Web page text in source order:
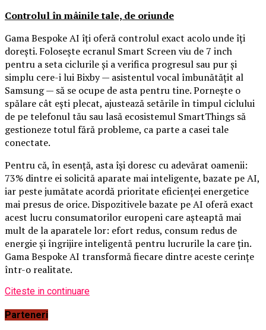
Controlul în mâinile tale, de oriunde
Gama Bespoke AI îți oferă controlul exact acolo unde îți
dorești. Folosește ecranul Smart Screen viu de 7 inch
pentru a seta ciclurile și a verifica progresul sau pur și
simplu cere-i lui Bixby — asistentul vocal îmbunătățit al
Samsung — să se ocupe de asta pentru tine. Pornește o
spălare cât ești plecat, ajustează setările în timpul ciclului
de pe telefonul tău sau lasă ecosistemul SmartThings să
gestioneze totul fără probleme, ca parte a casei tale
conectate.
Pentru că, în esență, asta își doresc cu adevărat oamenii:
73% dintre ei solicită aparate mai inteligente, bazate pe AI,
iar peste jumătate acordă prioritate eficienței energetice
mai presus de orice. Dispozitivele bazate pe AI oferă exact
acest lucru consumatorilor europeni care așteaptă mai
mult de la aparatele lor: efort redus, consum redus de
energie și îngrijire inteligentă pentru lucrurile la care țin.
Gama Bespoke AI transformă fiecare dintre aceste cerințe
într-o realitate.
Citeste in continuare
Parteneri